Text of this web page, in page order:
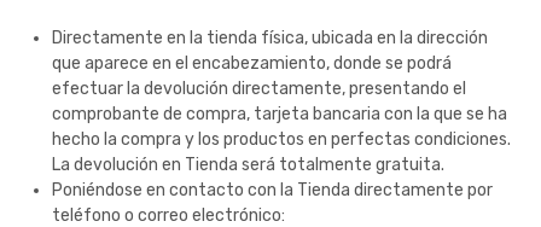
Directamente en la tienda física, ubicada en la dirección
que aparece en el encabezamiento, donde se podrá
efectuar la devolución directamente, presentando el
comprobante de compra, tarjeta bancaria con la que se ha
hecho la compra y los productos en perfectas condiciones.
La devolución en Tienda será totalmente gratuita.
Poniéndose en contacto con la Tienda directamente por
teléfono o correo electrónico: